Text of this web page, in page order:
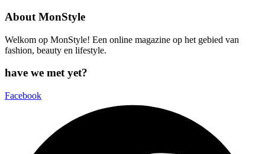
About MonStyle
Welkom op MonStyle! Een online magazine op het gebied van
fashion, beauty en lifestyle.
have we met yet?
Facebook